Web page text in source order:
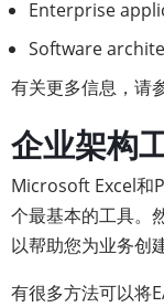
Enterprise
Software
有关更多信息，请
企业架构
Microsoft Excel和
个最基本的工具。
以帮助您为业务创
有很多方法可以将